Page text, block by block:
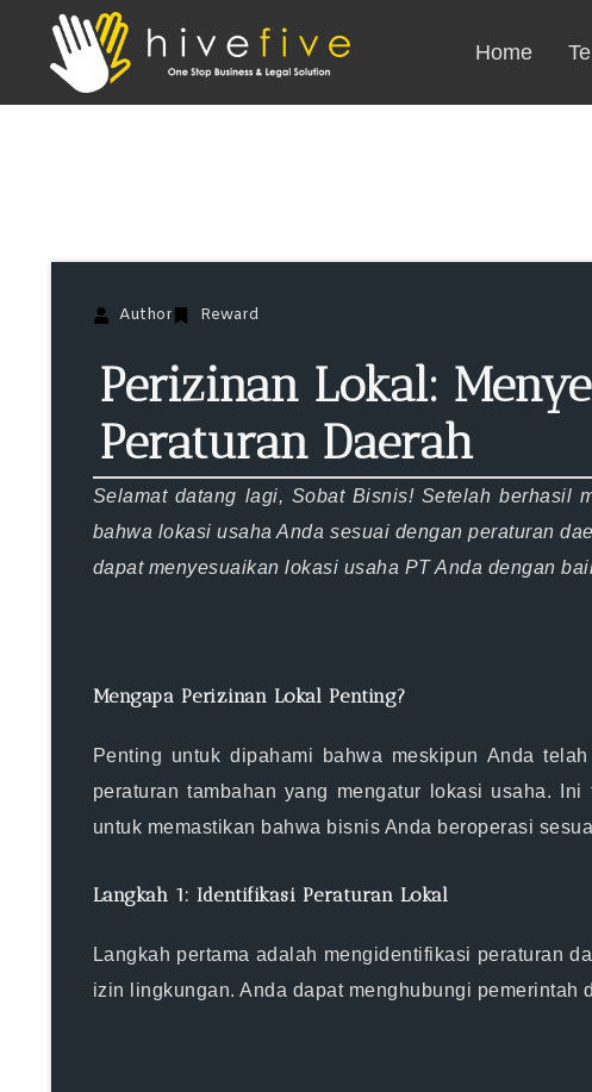
Home
Author Reward
Perizinan Lokal:
Peraturan Daerah
Selamat datang lagi, Sobat Bisnis! Setelah berhasil
bahwa lokasi usaha Anda sesuai dengan peraturan
dapat menyesuaikan lokasi usaha PT Anda dengan
Mengapa Perizinan Lokal Penting?
Penting untuk dipahami bahwa meskipun Anda
peraturan tambahan yang mengatur lokasi usaha.
untuk memastikan bahwa bisnis Anda beroperasi
Langkah 1: Identifikasi Peraturan Lokal
Langkah pertama adalah mengidentifikasi peraturan
izin lingkungan. Anda dapat menghubungi pemerintah